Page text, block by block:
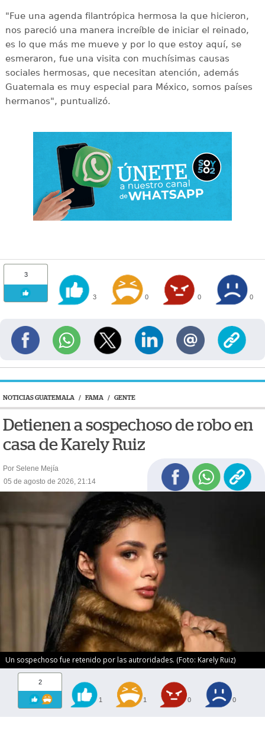
"Fue una agenda filantrópica hermosa la que hicieron,
nos pareció una manera increíble de iniciar el reinado,
es lo que más me mueve y por lo que estoy aquí, se
esmeraron, fue una visita con muchísimas causas
sociales hermosas, que necesitan atención, además
Guatemala es muy especial para México, somos países
hermanos", puntualizó.
3
3 0 0 0
NOTICIAS GUATEMALA / FAMA / GENTE
Detienen a sospechoso de robo en
casa de Karely Ruiz
Por Selene Mejía
05 de agosto de 2026, 21:14
Un sospechoso fue retenido por las autroridades. (Foto: Karely Ruiz)
2
1 1 0 0